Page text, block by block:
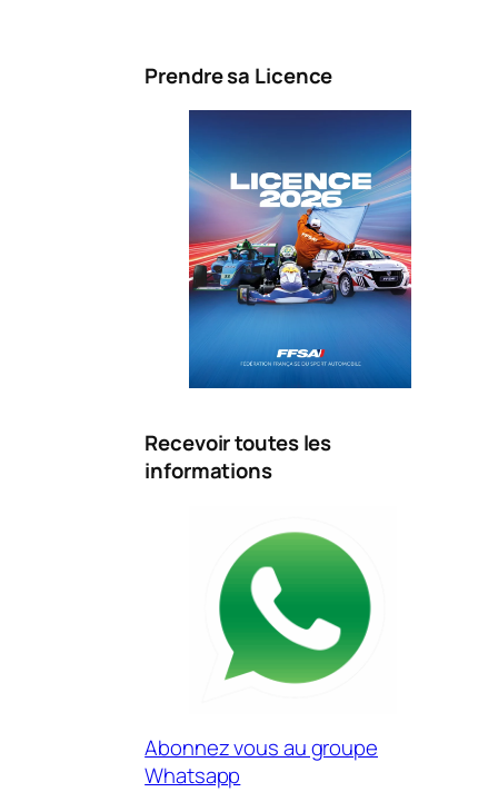
Prendre sa Licence
Recevoir toutes les
informations
Abonnez vous au groupe
Whatsapp